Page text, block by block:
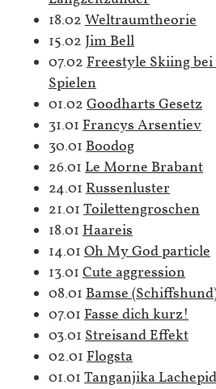
18.02 Weltraumtheorie
15.02 Jim Bell
07.02 Freestyle Skiing
Spielen
01.02 Goodharts Gesetz
31.01 Francys Arsentiev
30.01 Boodog
26.01 Le Morne Brabant
24.01 Russenluster
21.01 Toilettengroschen
18.01 Haareis
14.01 Oh My God particle
13.01 Cute aggression
08.01 Bamse
07.01 Fasse dich kurz!
03.01 Streisand Effekt
02.01 Flogsta
01.01 Tanganjika